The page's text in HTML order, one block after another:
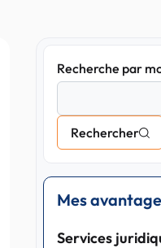
Recherche par
Rechercher
Mes
Services